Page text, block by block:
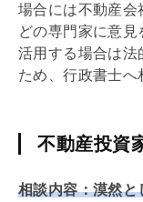
場合には不動産会
どの専門家に意
活用する場合は法
ため、行政書士へ
不動産投資
相談内容：漠然と